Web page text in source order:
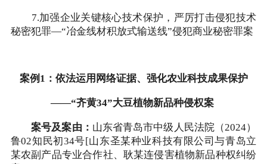
7.加强企业关键核心技术保护，严厉打击侵犯技术
秘密犯罪—“冶金线材积放式输送线”侵犯商业秘密罪案
案例1：依法运用网络证据、强化农业科技成果保护
——“齐黄34”大豆植物新品种侵权案
案号及案由： 山东省青岛市中级人民法院（2024）
鲁02知民初34号[山东圣某种业科技有限公司与青岛立
某农副产品专业合作社、耿某连侵害植物新品种权纠纷